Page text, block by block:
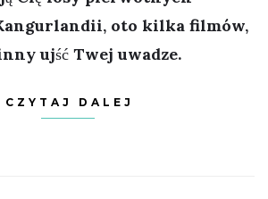
oto kilka filmów,
ujść Twej uwadze.
CZYTAJ DALEJ